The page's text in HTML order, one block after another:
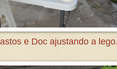
e Doc ajustando a